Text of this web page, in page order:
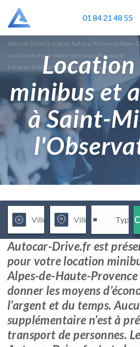
01 84 21 48 55
Autocar Drive/ Location Autocar Provence Alpes
Location Autocar Alpes-de-Haute-Provence/
Location Autocar Saint-Michel-l'Observatoire
Location
minibus et
à Saint-
Autocar-Drive.fr est
pour votre location
Alpes-de-Haute-
donner les moyens
l’argent et du temps.
supplémentaire n’est à
transport de personnes.